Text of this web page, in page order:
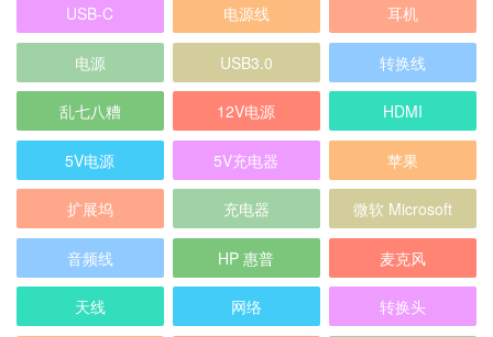
USB-C 电源线 耳机
电源 USB3.0 转换线
乱七八糟 12V电源 HDMI
5V电源 5V充电器 苹果
扩展坞 充电器 微软 Microsoft
音频线 HP 惠普 麦克风
天线 网络 转换头